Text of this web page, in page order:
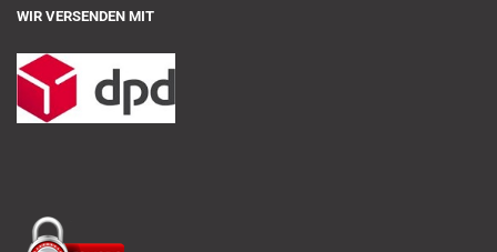
WIR VERSENDEN MIT